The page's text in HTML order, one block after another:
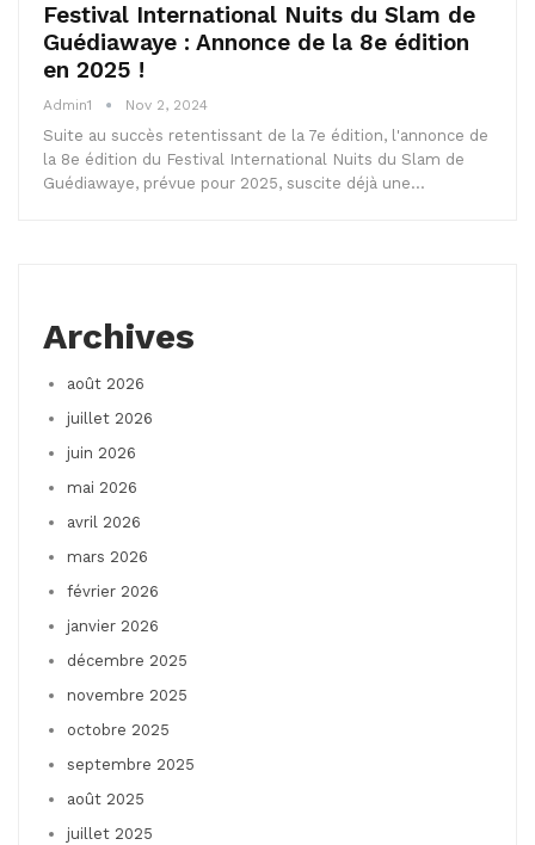
Festival International Nuits du Slam de
Guédiawaye : Annonce de la 8e édition
en 2025 !
Admin1 Nov 2, 2024
Suite au succès retentissant de la 7e édition, l'annonce de
la 8e édition du Festival International Nuits du Slam de
Guédiawaye, prévue pour 2025, suscite déjà une…
Archives
août 2026
juillet 2026
juin 2026
mai 2026
avril 2026
mars 2026
février 2026
janvier 2026
décembre 2025
novembre 2025
octobre 2025
septembre 2025
août 2025
juillet 2025